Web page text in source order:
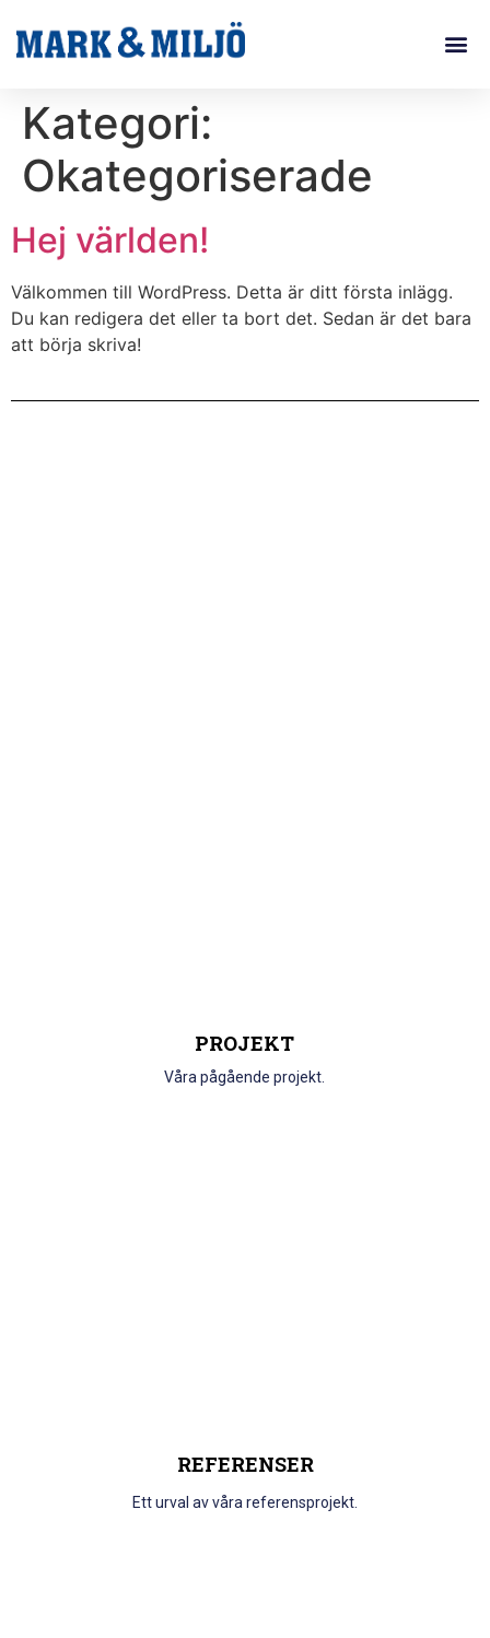
Kategori:
Okategoriserade
Hej världen!
Välkommen till WordPress. Detta är ditt första inlägg.
Du kan redigera det eller ta bort det. Sedan är det bara
att börja skriva!
PROJEKT
Våra pågående projekt.
REFERENSER
Ett urval av våra referensprojekt.